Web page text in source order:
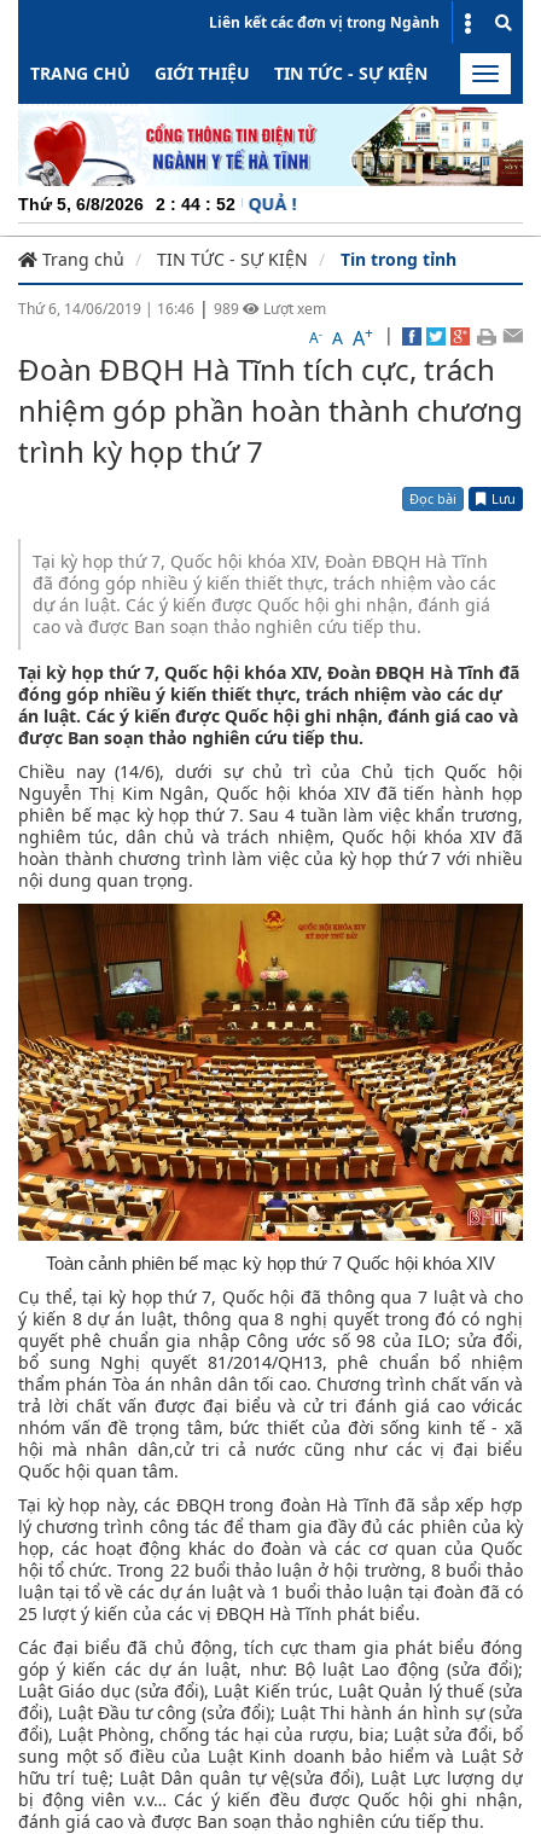
Liên kết các đơn vị trong Ngành
TRANG CHỦ GIỚI THIỆU TIN TỨC - SỰ KIỆN HOẠT
Toggle
Thứ 5, 6/8/2026 2 : 44 : 52
- MINH BẠCH - HIỆU QUẢ !
Trang chủ TIN TỨC - SỰ KIỆN Tin trong tỉnh
Thứ 6, 14/06/2019 | 16:46 | 989
Lượt xem
A- A A+ |
Đoàn ĐBQH Hà Tĩnh tích cực, trách
nhiệm góp phần hoàn thành chương
trình kỳ họp thứ 7
Đọc bài Lưu
Tại kỳ họp thứ 7, Quốc hội khóa XIV, Đoàn ĐBQH Hà Tĩnh
đã đóng góp nhiều ý kiến thiết thực, trách nhiệm vào các
dự án luật. Các ý kiến được Quốc hội ghi nhận, đánh giá
cao và được Ban soạn thảo nghiên cứu tiếp thu.
Tại kỳ họp thứ 7, Quốc hội khóa XIV, Đoàn ĐBQH Hà Tĩnh đã
đóng góp nhiều ý kiến thiết thực, trách nhiệm vào các dự
án luật. Các ý kiến được Quốc hội ghi nhận, đánh giá cao và
được Ban soạn thảo nghiên cứu tiếp thu.
Chiều nay (14/6), dưới sự chủ trì của Chủ tịch Quốc hội
Nguyễn Thị Kim Ngân, Quốc hội khóa XIV đã tiến hành họp
phiên bế mạc kỳ họp thứ 7. Sau 4 tuần làm việc khẩn trương,
nghiêm túc, dân chủ và trách nhiệm, Quốc hội khóa XIV đã
hoàn thành chương trình làm việc của kỳ họp thứ 7 với nhiều
nội dung quan trọng.
Toàn cảnh phiên bế mạc kỳ họp thứ 7 Quốc hội khóa XIV
Cụ thể, tại kỳ họp thứ 7, Quốc hội đã thông qua 7 luật và cho
ý kiến 8 dự án luật, thông qua 8 nghị quyết trong đó có nghị
quyết phê chuẩn gia nhập Công ước số 98 của ILO; sửa đổi,
bổ sung Nghị quyết 81/2014/QH13, phê chuẩn bổ nhiệm
thẩm phán Tòa án nhân dân tối cao. Chương trình chất vấn và
trả lời chất vấn được đại biểu và cử tri đánh giá cao vớicác
nhóm vấn đề trọng tâm, bức thiết của đời sống kinh tế - xã
hội mà nhân dân,cử tri cả nước cũng như các vị đại biểu
Quốc hội quan tâm.
Tại kỳ họp này, các ĐBQH trong đoàn Hà Tĩnh đã sắp xếp hợp
lý chương trình công tác để tham gia đầy đủ các phiên của kỳ
họp, các hoạt động khác do đoàn và các cơ quan của Quốc
hội tổ chức. Trong 22 buổi thảo luận ở hội trường, 8 buổi thảo
luận tại tổ về các dự án luật và 1 buổi thảo luận tại đoàn đã có
25 lượt ý kiến của các vị ĐBQH Hà Tĩnh phát biểu.
Các đại biểu đã chủ động, tích cực tham gia phát biểu đóng
góp ý kiến các dự án luật, như: Bộ luật Lao động (sửa đổi);
Luật Giáo dục (sửa đổi), Luật Kiến trúc, Luật Quản lý thuế (sửa
đổi), Luật Đầu tư công (sửa đổi); Luật Thi hành án hình sự (sửa
đổi), Luật Phòng, chống tác hại của rượu, bia; Luật sửa đổi, bổ
sung một số điều của Luật Kinh doanh bảo hiểm và Luật Sở
hữu trí tuệ; Luật Dân quân tự vệ(sửa đổi), Luật Lực lượng dự
bị động viên v.v… Các ý kiến đều được Quốc hội ghi nhận,
đánh giá cao và được Ban soạn thảo nghiên cứu tiếp thu.